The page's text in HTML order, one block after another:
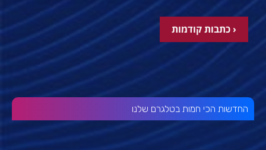
‹ כתבות קודמות
החדשות הכי חמות בטלגרם שלנו